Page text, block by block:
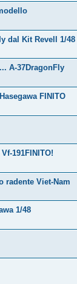
dal Kit Revell 1/48
A-37DragonFly
FINITO
191FINITO!
radente Viet-Nam
1/48